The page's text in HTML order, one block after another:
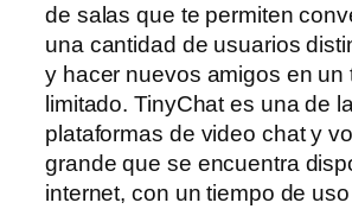
de salas que te permiten
una cantidad de usuarios
y hacer nuevos amigos en un
limitado. TinyChat es una de
plataformas de video chat y
grande que se encuentra
internet, con un tiempo de uso